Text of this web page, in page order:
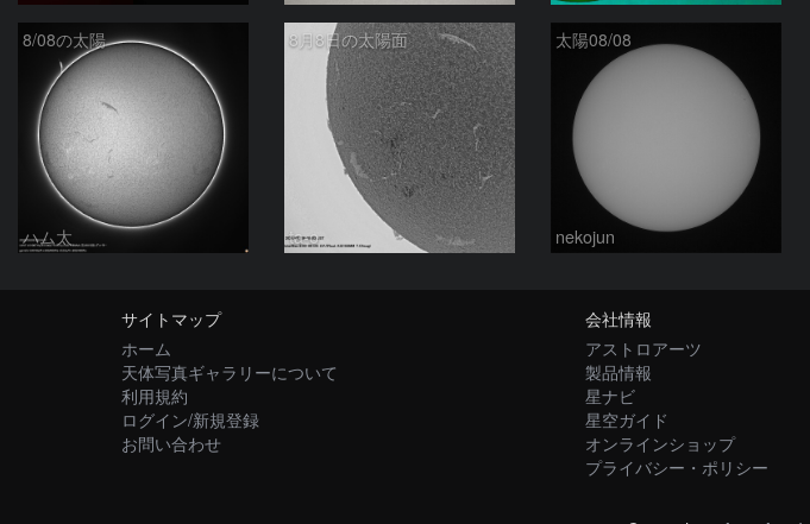
8/08の太陽
ハム太
8月8日の太陽面
ta-o
太陽08/08
nekojun
サイトマップ
ホーム
天体写真ギャラリーについて
利用規約
ログイン/新規登録
お問い合わせ
会社情報
アストロアーツ
製品情報
星ナビ
星空ガイド
オンラインショップ
プライバシー・ポリシー